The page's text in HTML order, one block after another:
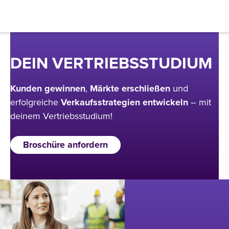
DEIN VERTRIEBSSTUDIUM
Kunden gewinnen, Märkte erschließen und
erfolgreiche Verkaufsstrategien entwickeln – mit
deinem Vertriebsstudium!
Broschüre anfordern
Bachelor
MBA
Campus